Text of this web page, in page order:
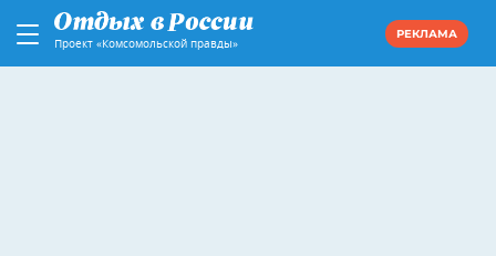
Проект «Комсомольской правды»
РЕКЛАМА